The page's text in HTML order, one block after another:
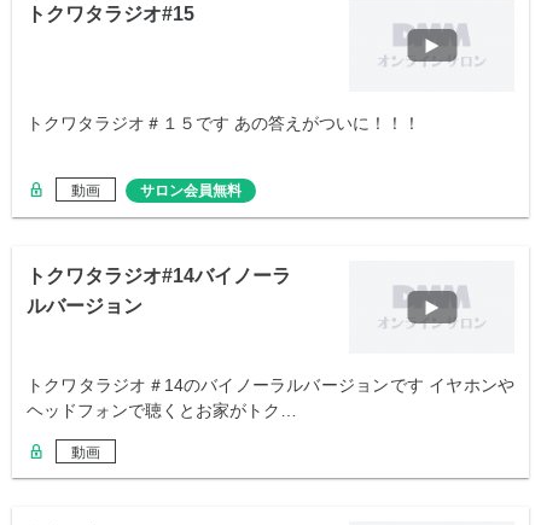
トクワタラジオ#15
トクワタラジオ＃１５です あの答えがついに！！！
動画 サロン会員無料
トクワタラジオ#14バイノーラ
ルバージョン
トクワタラジオ＃14のバイノーラルバージョンです イヤホンや
ヘッドフォンで聴くとお家がトク…
動画